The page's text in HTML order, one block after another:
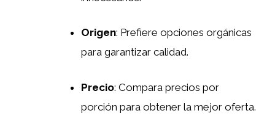
Origen: Prefiere opciones orgánicas
para garantizar calidad.
Precio: Compara precios por
porción para obtener la mejor oferta.